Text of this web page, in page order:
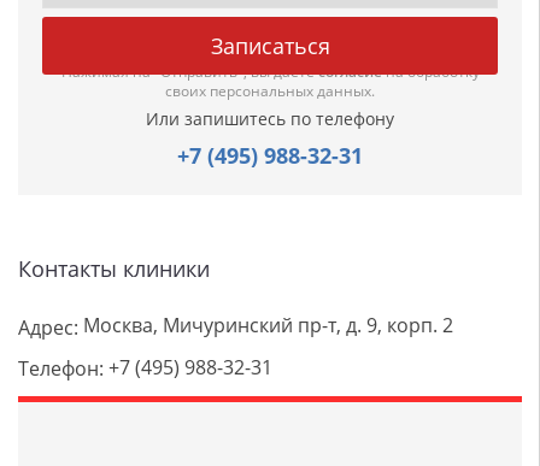
Нажимая на "Отправить", вы даетесогласиена обработку
своих персональных данных.
Или запишитесь по телефону
+7 (495) 988-32-31
Контакты клиники
Адрес: Москва, Мичуринский пр-т, д. 9, корп. 2
Телефон: +7 (495) 988-32-31